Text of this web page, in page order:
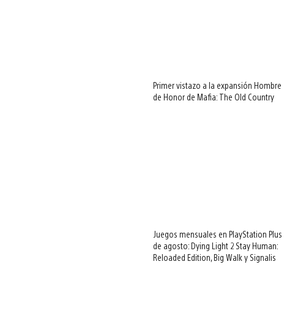
Primer vistazo a la expansión Hombre
de Honor de Mafia: The Old Country
Juegos mensuales en PlayStation Plus
de agosto: Dying Light 2 Stay Human:
Reloaded Edition, Big Walk y Signalis